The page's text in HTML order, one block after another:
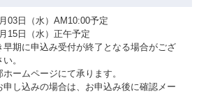
03日（水）AM10:00予定
15日（水）正午予定
早期に申込み受付が終了となる場合がござ
。
ームページにて承ります。
申し込みの場合は、お申込み後に確認メー